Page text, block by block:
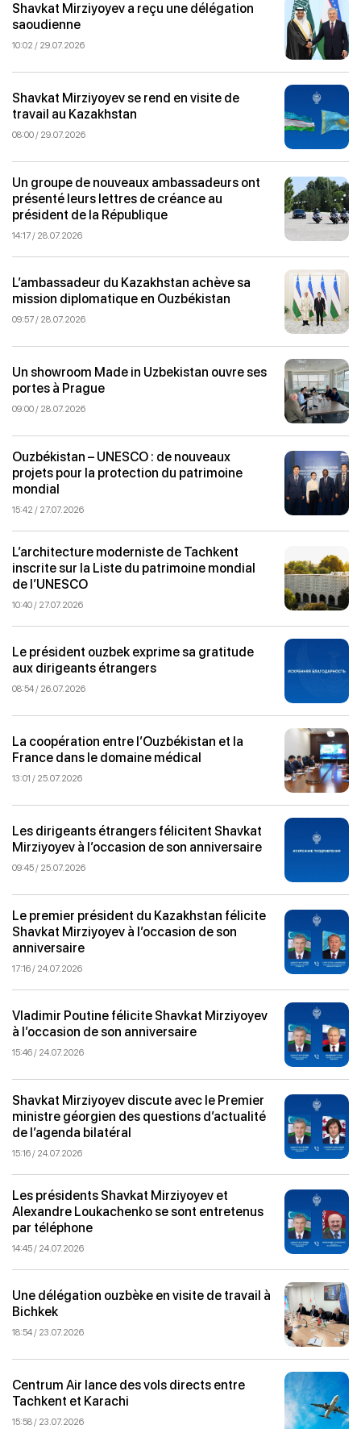
Shavkat Mirziyoyev a reçu une délégation
saoudienne
10:02 / 29.07.2026
Shavkat Mirziyoyev se rend en visite de
travail au Kazakhstan
08:00 / 29.07.2026
Un groupe de nouveaux ambassadeurs ont
présenté leurs lettres de créance au
président de la République
14:17 / 28.07.2026
L’ambassadeur du Kazakhstan achève sa
mission diplomatique en Ouzbékistan
09:57 / 28.07.2026
Un showroom Made in Uzbekistan ouvre ses
portes à Prague
09:00 / 28.07.2026
Ouzbékistan – UNESCO : de nouveaux
projets pour la protection du patrimoine
mondial
15:42 / 27.07.2026
L’architecture moderniste de Tachkent
inscrite sur la Liste du patrimoine mondial
de l’UNESCO
10:40 / 27.07.2026
Le président ouzbek exprime sa gratitude
aux dirigeants étrangers
08:54 / 26.07.2026
La coopération entre l’Ouzbékistan et la
France dans le domaine médical
13:01 / 25.07.2026
Les dirigeants étrangers félicitent Shavkat
Mirziyoyev à l’occasion de son anniversaire
09:45 / 25.07.2026
Le premier président du Kazakhstan félicite
Shavkat Mirziyoyev à l’occasion de son
anniversaire
17:16 / 24.07.2026
Vladimir Poutine félicite Shavkat Mirziyoyev
à l’occasion de son anniversaire
15:46 / 24.07.2026
Shavkat Mirziyoyev discute avec le Premier
ministre géorgien des questions d’actualité
de l’agenda bilatéral
15:16 / 24.07.2026
Les présidents Shavkat Mirziyoyev et
Alexandre Loukachenko se sont entretenus
par téléphone
14:45 / 24.07.2026
Une délégation ouzbèke en visite de travail à
Bichkek
18:54 / 23.07.2026
Centrum Air lance des vols directs entre
Tachkent et Karachi
15:58 / 23.07.2026